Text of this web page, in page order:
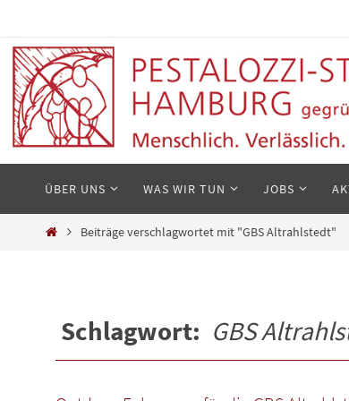
Inhalt
springen
springen
ÜBER UNS WAS WIR TUN JOBS
StartBeiträge verschlagwortet mit "GBS Altrahlstedt"
Schlagwort: GBS